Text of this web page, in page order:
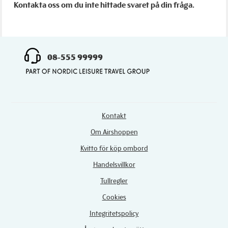
Kontakta oss om du inte hittade svaret på din fråga.
08-555 99999
Kontakt
Om Airshoppen
Kvitto för köp ombord
Handelsvillkor
Tullregler
Cookies
Integritetspolicy